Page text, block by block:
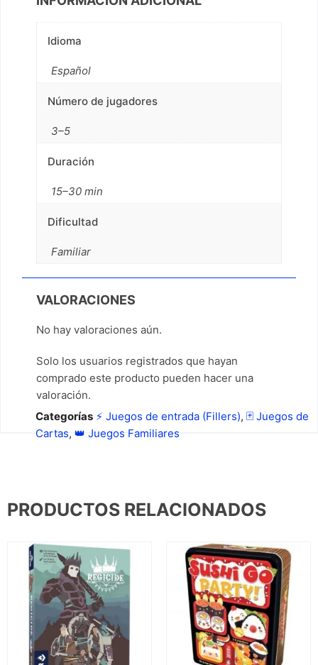
Idioma
Español
Número de jugadores
3–5
Duración
15–30 min
Dificultad
Familiar
VALORACIONES
No hay valoraciones aún.
Solo los usuarios registrados que hayan
comprado este producto pueden hacer una
valoración.
Categorías ⚡ Juegos de entrada (Fillers), 🃏 Juegos de
Cartas, 👑 Juegos Familiares
PRODUCTOS RELACIONADOS